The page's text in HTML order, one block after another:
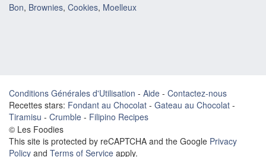
Bon, Brownies, Cookies, Moelleux
Conditions Générales d'Utilisation - Aide - Contactez-nous
Recettes stars: Fondant au Chocolat - Gateau au Chocolat -
Tiramisu - Crumble - Filipino Recipes
© Les Foodies
This site is protected by reCAPTCHA and the Google Privacy
Policy and Terms of Service apply.